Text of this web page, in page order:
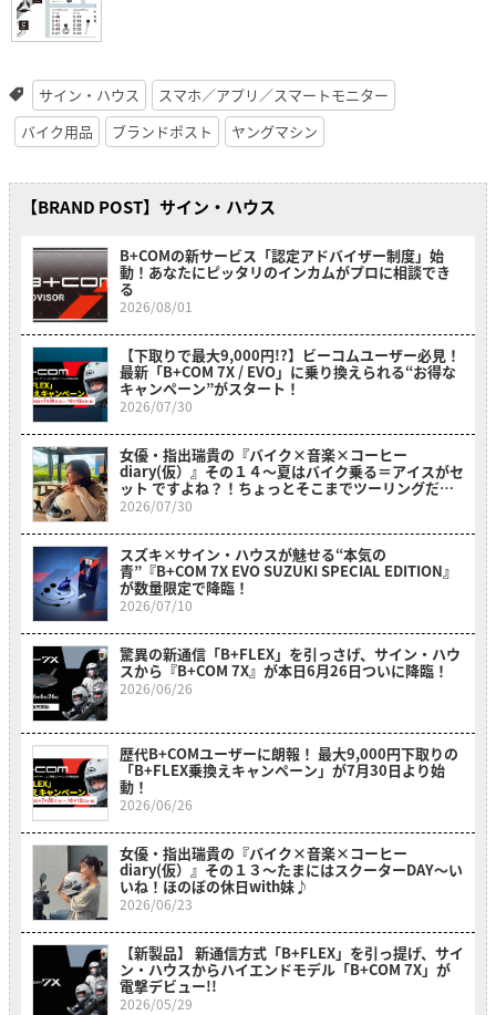
サイン・ハウス
スマホ／アプリ／スマートモニター
バイク用品
ブランドポスト ヤングマシン
【BRAND POST】サイン・ハウス
B+COMの新サービス「認定アドバイザー制度」始
動！あなたにピッタリのインカムがプロに相談でき
る
2026/08/01
【下取りで最大9,000円!?】ビーコムユーザー必見！
最新「B+COM 7X / EVO」に乗り換えられる“お得な
キャンペーン”がスタート！
2026/07/30
女優・指出瑞貴の『バイク×音楽×コーヒー
diary(仮）』その１４〜夏はバイク乗る＝アイスがセ
ット ですよね？！ちょっとそこまでツーリングだ
よ！～
2026/07/30
スズキ×サイン・ハウスが魅せる“本気の
青”『B+COM 7X EVO SUZUKI SPECIAL EDITION』
が数量限定で降臨！
2026/07/10
驚異の新通信「B+FLEX」を引っさげ、サイン・ハウ
スから『B+COM 7X』が本日6月26日ついに降臨！
2026/06/26
歴代B+COMユーザーに朗報！ 最大9,000円下取りの
「B+FLEX乗換えキャンペーン」が7月30日より始
動！
2026/06/26
女優・指出瑞貴の『バイク×音楽×コーヒー
diary(仮）』その１３〜たまにはスクーターDAY～い
いね！ほのぼの休日with妹♪
2026/06/23
【新製品】 新通信方式「B+FLEX」を引っ提げ、サイ
ン・ハウスからハイエンドモデル「B+COM 7X」が
電撃デビュー!!
2026/05/29